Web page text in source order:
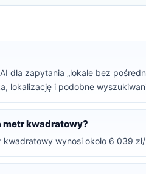
dla zapytania „lokale bez
lokalizację i podobne
metr kwadratowy?
wynosi około 6 039 zł/